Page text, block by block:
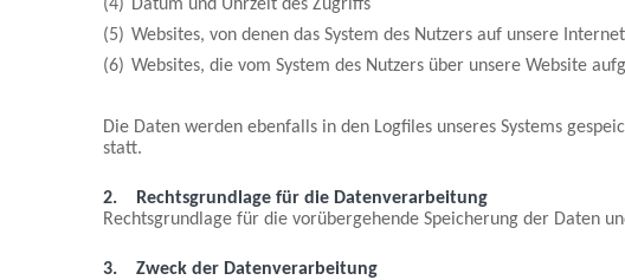
(4) Datum und Uhrzeit des Zugriffs
(5) Websites, von denen das System des Nutzers auf unsere
(6) Websites, die vom System des Nutzers über unsere Website
Die Daten werden ebenfalls in den Logfiles unseres Systems
statt.
2.
Rechtsgrundlage für die Datenverarbeitung
Rechtsgrundlage für die vorübergehende Speicherung der Daten
3.
Zweck der Datenverarbeitung